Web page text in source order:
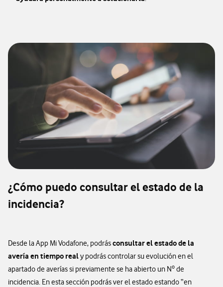
¿Cómo puedo consultar el estado de la
incidencia?
Desde la App Mi Vodafone, podrásconsultar el estado de la
avería en tiempo realy podrás controlar su evolución en el
apartado de averías si previamente se ha abierto un Nº de
incidencia. En esta sección podrás ver el estado estando “en